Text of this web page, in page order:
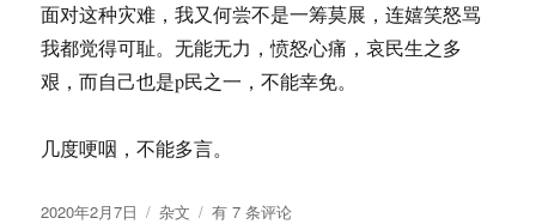
面对这种灾难，我又何尝不是一筹莫展，连嬉笑怒骂
我都觉得可耻。无能无力，愤怒心痛，哀民生之多
艰，而自己也是p民之一，不能幸免。
几度哽咽，不能多言。
发
2020年2月7日
分
杂文
没
有 7 条评论